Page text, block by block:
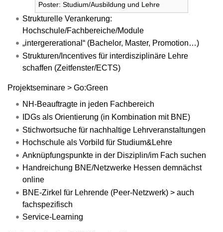
Poster: Studium/Ausbildung und Lehre
Strukturelle Verankerung:
Hochschule/Fachbereiche/Module
„intergererational“ (Bachelor, Master, Promotion…)
Strukturen/Incentives für interdisziplinäre Lehre
schaffen (Zeitfenster/ECTS)
Projektseminare > Go:Green
NH-Beauftragte in jeden Fachbereich
IDGs als Orientierung (in Kombination mit BNE)
Stichwortsuche für nachhaltige Lehrveranstaltungen
Hochschule als Vorbild für Studium&Lehre
Anknüpfungspunkte in der Disziplin/im Fach suchen
Handreichung BNE/Netzwerke Hessen demnächst
online
BNE-Zirkel für Lehrende (Peer-Netzwerk) > auch
fachspezifisch
Service-Learning